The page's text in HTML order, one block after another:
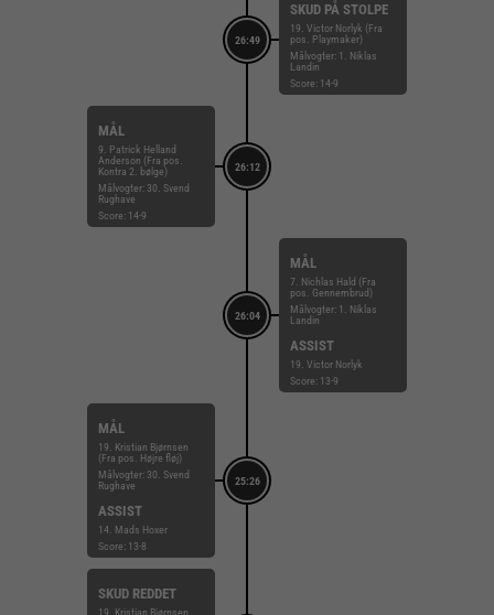
26:49
SKUD PÅ STOLPE
19. Victor Norlyk (Fra
pos. Playmaker)
Målvogter: 1. Niklas
Landin
Score: 14-9
26:12
MÅL
9. Patrick Helland
Anderson (Fra pos.
Kontra 2. bølge)
Målvogter: 30. Svend
Rughave
Score: 14-9
26:04
MÅL
7. Nichlas Hald (Fra
pos. Gennembrud)
Målvogter: 1. Niklas
Landin
ASSIST
19. Victor Norlyk
Score: 13-9
25:26
MÅL
19. Kristian Bjørnsen
(Fra pos. Højre fløj)
Målvogter: 30. Svend
Rughave
ASSIST
14. Mads Hoxer
Score: 13-8
SKUD REDDET
19. Kristian Bjørnsen